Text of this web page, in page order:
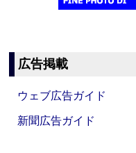
広告掲載
ウェブ広告ガイド
新聞広告ガイド